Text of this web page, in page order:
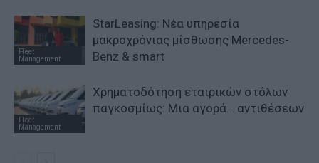
Fleet
Management
StarLeasing: Νέα υπηρεσία
μακροχρόνιας μίσθωσης Mercedes-
Benz & smart
Fleet
Management
Χρηματοδότηση εταιρικών στόλων
παγκοσμίως: Μια αγορά… αντιθέσεων